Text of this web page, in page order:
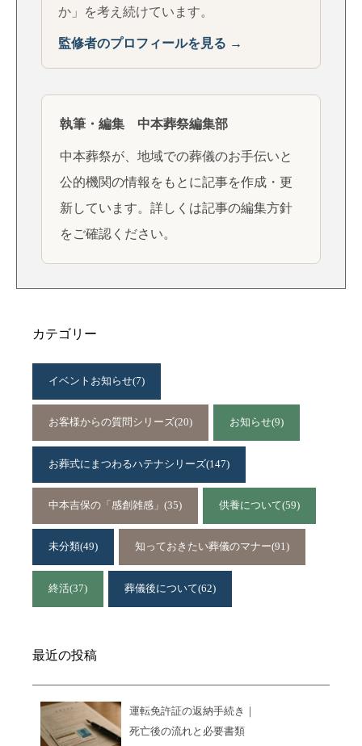
か」を考え続けています。
監修者のプロフィールを見る →
執筆・編集 中本葬祭編集部
中本葬祭が、地域での葬儀のお手伝いと
公的機関の情報をもとに記事を作成・更
新しています。詳しくは記事の編集方針
をご確認ください。
カテゴリー
イベントお知らせ(7)
お客様からの質問シリーズ(20) お知らせ(9)
お葬式にまつわるハテナシリーズ(147)
中本吉保の「感創雑感」 (35) 供養について(59)
未分類(49) 知っておきたい葬儀のマナー(91)
終活(37) 葬儀後について(62)
最近の投稿
運転免許証の返納手続き｜
死亡後の流れと必要書類